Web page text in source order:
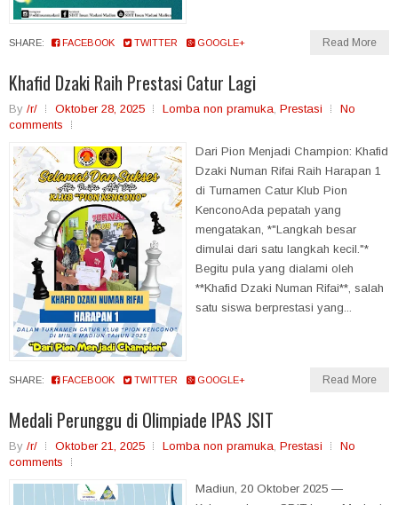
SHARE: FACEBOOK TWITTER GOOGLE+ Read More
Khafid Dzaki Raih Prestasi Catur Lagi
By /r/ Oktober 28, 2025 Lomba non pramuka Prestasi
No
comments
Dari Pion Menjadi Champion: Khafid
Dzaki Numan Rifai Raih Harapan 1
di Turnamen Catur Klub Pion
KenconoAda pepatah yang
mengatakan, *"Langkah besar
dimulai dari satu langkah kecil."*
Begitu pula yang dialami oleh
**Khafid Dzaki Numan Rifai**, salah
satu siswa berprestasi yang...
SHARE: FACEBOOK TWITTER GOOGLE+ Read More
Medali Perunggu di Olimpiade IPAS JSIT
By /r/ Oktober 21, 2025 Lomba non pramuka, Prestasi
No
comments
Madiun, 20 Oktober 2025 —